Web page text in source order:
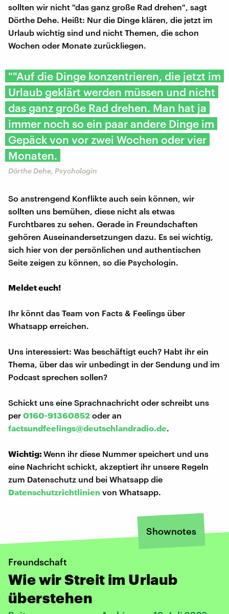
sollten wir nicht "das ganz große Rad drehen", sagt
Dörthe Dehe. Heißt: Nur die Dinge klären, die jetzt im
Urlaub wichtig sind und nicht Themen, die schon
Wochen oder Monate zurückliegen.
""Auf die Dinge konzentrieren, die jetzt im
Urlaub geklärt werden müssen und nicht
das ganz große Rad drehen. Man hat ja
immer noch so ein paar andere Dinge im
Gepäck von vor zwei Wochen oder vier
Monaten.
Dörthe Dehe, Psychologin
So anstrengend Konflikte auch sein können, wir
sollten uns bemühen, diese nicht als etwas
Furchtbares zu sehen. Gerade in Freundschaften
gehören Auseinandersetzungen dazu. Es sei wichtig,
sich hier von der persönlichen und authentischen
Seite zeigen zu können, so die Psychologin.
Meldet euch!
Ihr könnt das Team von Facts & Feelings über
Whatsapp erreichen.
Uns interessiert: Was beschäftigt euch? Habt ihr ein
Thema, über das wir unbedingt in der Sendung und im
Podcast sprechen sollen?
Schickt uns eine Sprachnachricht oder schreibt uns
per 0160-91360852 oder an
factsundfeelings@deutschlandradio.de.
Wichtig:Wenn ihr diese Nummer speichert und uns
eine Nachricht schickt, akzeptiert ihr unsere Regeln
zum Datenschutz und bei Whatsapp die
Datenschutzrichtlinien von Whatsapp.
Shownotes
Freundschaft
Wie wir Streit im Urlaub
überstehen